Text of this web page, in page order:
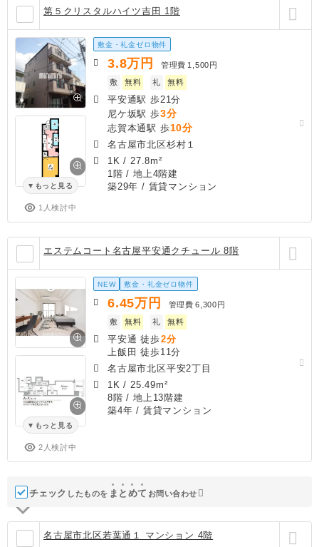
第５クリスタルハイツ吉田 1階
もっと見る
1人検討中
敷金・礼金ゼロ物件
3.8万円 管理費 1,500円
敷
無料 礼 無料
平安通駅 歩21分
尼ケ坂駅 歩3分
志賀本通駅 歩10分
名古屋市北区杉村１
1K / 27.8m²
1階 / 地上4階建
築29年 / 賃貸マンション
エステムコート名古屋平安通クチュール 8階
もっと見る
2人検討中
NEW 敷金・礼金ゼロ物件
6.45万円 管理費 6,300円
敷
無料 礼 無料
平安通 徒歩2分
上飯田 徒歩11分
名古屋市北区平安2丁目
1K / 25.49m²
8階 / 地上13階建
築4年 / 賃貸マンション
チェック したものを ま と めて お問い合わせ
名古屋市北区若葉通１ マンション 4階